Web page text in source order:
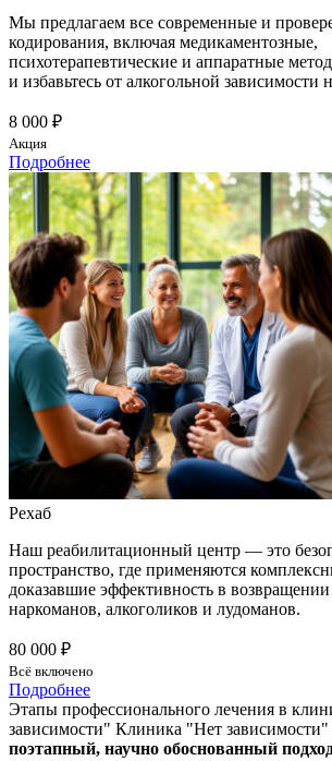
Мы предлагаем все современные и
кодирования, включая медикаментозные,
психотерапевтические и аппаратные
и избавьтесь от алкогольной зависимости
8 000 ₽
Акция
Подробнее
Рехаб
Наш реабилитационный центр — это
пространство, где применяются
доказавшие эффективность в
наркоманов, алкоголиков и лудоманов.
80 000 ₽
Всё включено
Подробнее
Этапы профессионального лечения в
зависимости" Клиника "Нет зависимости"
поэтапный, научно обоснованный